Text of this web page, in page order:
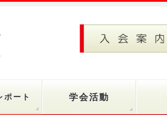
ポート 学会活動